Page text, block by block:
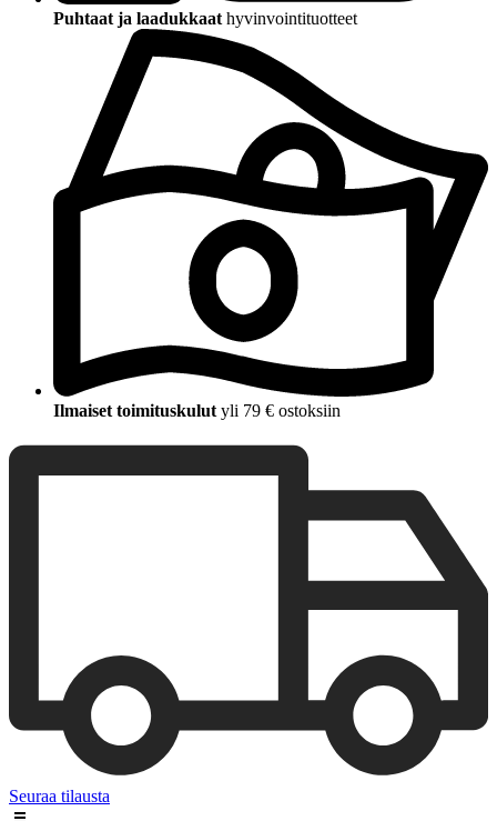
Puhtaat ja laadukkaat hyvinvointituotteet
Ilmaiset toimituskulut yli 79 € ostoksiin
Seuraa tilausta